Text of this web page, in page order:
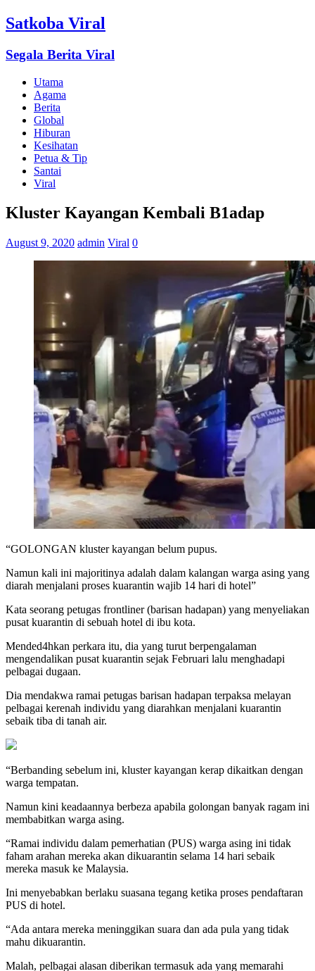
Satkoba Viral
Segala Berita Viral
Utama
Agama
Berita
Global
Hiburan
Kesihatan
Petua & Tip
Santai
Viral
Kluster Kayangan Kembali B1adap
August 9, 2020 admin Viral 0
“GOLONGAN kluster kayangan belum pupus.
Namun kali ini majoritinya adalah dalam kalangan warga asing yang
diarah menjalani proses kuarantin wajib 14 hari di hotel”
Kata seorang petugas frontliner (barisan hadapan) yang menyeliakan
pusat kuarantin di sebuah hotel di ibu kota.
Mended4hkan perkara itu, dia yang turut berpengalaman
mengendalikan pusat kuarantin sejak Februari lalu menghadapi
pelbagai dugaan.
Dia mendakwa ramai petugas barisan hadapan terpaksa melayan
pelbagai kerenah individu yang diarahkan menjalani kuarantin
sebaik tiba di tanah air.
“Berbanding sebelum ini, kluster kayangan kerap dikaitkan dengan
warga tempatan.
Namun kini keadaannya berbeza apabila golongan banyak ragam ini
membabitkan warga asing.
“Ramai individu dalam pemerhatian (PUS) warga asing ini tidak
faham arahan mereka akan dikuarantin selama 14 hari sebaik
mereka masuk ke Malaysia.
Ini menyebabkan berlaku suasana tegang ketika proses pendaftaran
PUS di hotel.
“Ada antara mereka meninggikan suara dan ada pula yang tidak
mahu dikuarantin.
Malah, pelbagai alasan diberikan termasuk ada yang memarahi